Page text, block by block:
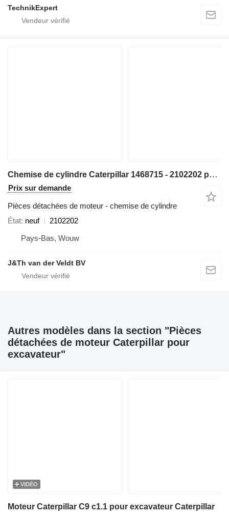
TechnikExpert
Chemise de cylindre Caterpillar 1468715 - 2102202 pour excavateur Caterpillar 6015 RH40D 972GII 966GII
Prix sur demande
Pièces détachées de moteur - chemise de cylindre
État neuf
2102202
Pays-Bas, Wouw
J&Th van der Veldt BV
Autres modèles dans la section "Pièces
détachées de moteur Caterpillar pour
excavateur"
VIDÉO
Moteur Caterpillar C9 c1.1 pour excavateur Caterpillar